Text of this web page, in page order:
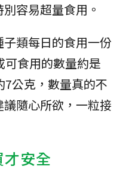
容易超量食用。
類每日的食用一份
可食用的數量約是
公克，數量真的不
隨心所欲，一粒接
安全